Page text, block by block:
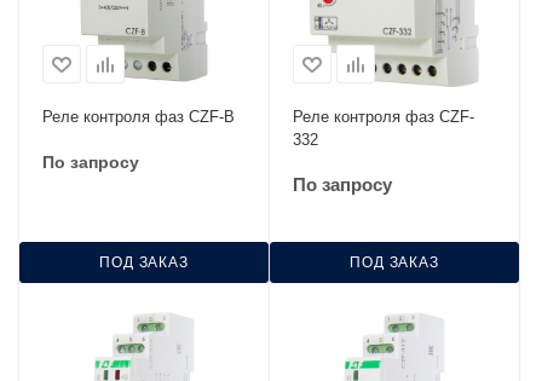
Реле контроля фаз CZF-В
По запросу
ПОД ЗАКАЗ
Реле контроля фаз CZF-
332
По запросу
ПОД ЗАКАЗ